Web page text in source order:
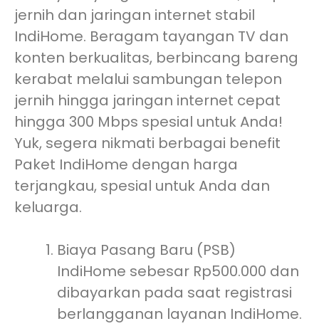
jernih dan jaringan internet stabil
IndiHome. Beragam tayangan TV dan
konten berkualitas, berbincang bareng
kerabat melalui sambungan telepon
jernih hingga jaringan internet cepat
hingga 300 Mbps spesial untuk Anda!
Yuk, segera nikmati berbagai benefit
Paket IndiHome dengan harga
terjangkau, spesial untuk Anda dan
keluarga.
Biaya Pasang Baru (PSB)
IndiHome sebesar Rp500.000 dan
dibayarkan pada saat registrasi
berlangganan layanan IndiHome.